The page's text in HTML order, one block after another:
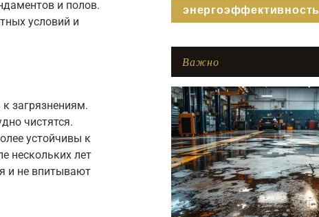
и полов.
условий и
загрязнениям.
чистятся.
устойчивы к
нескольких лет
и не впитывают
энергоэффективность
Важно